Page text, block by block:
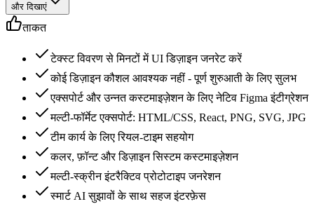
और दिखाएं
ताकत
टेक्स्ट विवरण से मिनटों में UI डिज़ाइन जनरेट करें
कोई डिज़ाइन कौशल आवश्यक नहीं - पूर्ण शुरुआती के लिए सुलभ
एक्सपोर्ट और उन्नत कस्टमाइज़ेशन के लिए नेटिव Figma इंटीग्रेशन
मल्टी-फॉर्मेट एक्सपोर्ट: HTML/CSS, React, PNG, SVG, JPG
टीम कार्य के लिए रियल-टाइम सहयोग
कलर, फ़ॉन्ट और डिज़ाइन सिस्टम कस्टमाइज़ेशन
मल्टी-स्क्रीन इंटरैक्टिव प्रोटोटाइप जनरेशन
स्मार्ट AI सुझावों के साथ सहज इंटरफ़ेस